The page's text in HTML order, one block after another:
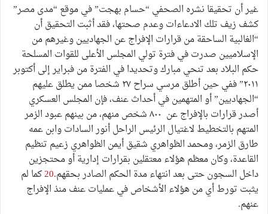
غير أن تحقيقا نشره الصحفي “حسام بهجت” في موقع “مدى مصر”
كشف زيف تلك الادعاءات وعدم صحتها، فقد أثبت التحقيق أن
“الغالبية الساحقة من قرارات الإفراج عن الجهاديين وغيرهم من
الإسلاميين صدرت في فترة تولي المجلس الأعلى للقوات المسلحة
حكم البلاد بعد تنحي مبارك وتحديدا في الفترة من فبراير إلى أكتوبر
٢٠١١” ففي حين أطلق مرسي سراح ٢٧ شخصا ممن يطلق عليهم
“الجهاديين” أو المتهمين في أحداث عنف، فإن المجلس العسكري
أصدر قرارات بالإفراج عن ٨٠٠ شخص منهم، من بينهم عبود الزمر
المتهم بالتخطيط لاغتيال الرئيس الراحل أنور السادات وابن عمه
طارق الزمر، ومحمد الظواهري شقيق أيمن الظواهري زعيم تنظيم
القاعدة، وكان معظم هؤلاء معتقلين بقرارات إدارية أو محتجزين
داخل السجون حتى بعد انتهاء مدة الحكم الصادر بحقهم.20كما لم
يثبت تورط أي من هؤلاء الأشخاص في عمليات عنف منذ الإفراج
عنهم.